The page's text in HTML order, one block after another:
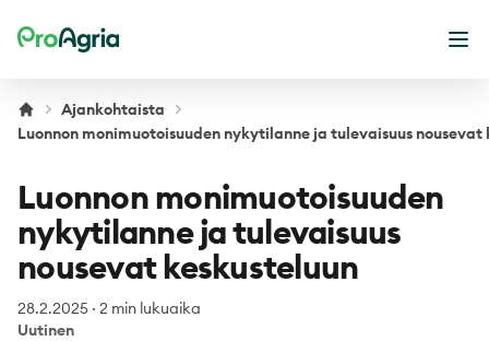
ProAgria
Ajankohtaista
Luonnon monimuotoisuuden nykytilanne ja tulevaisuus nousevat
Luonnon monimuotoisuuden
nykytilanne ja tulevaisuus
nousevat keskusteluun
28.2.2025 · 2 min lukuaika
Uutinen